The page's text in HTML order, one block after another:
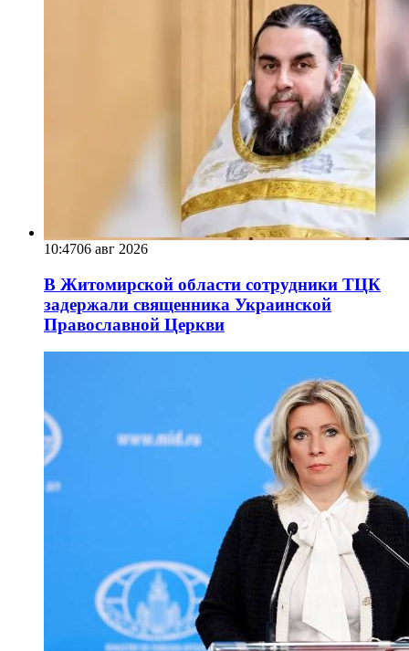
10:4706 авг 2026
В Житомирской области сотрудники ТЦК
задержали священника Украинской
Православной Церкви